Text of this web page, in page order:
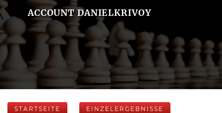
ACCOUNT DANIELKRIVOY
STARTSEITE EINZELERGEBNISSE